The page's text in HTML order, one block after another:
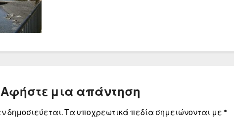
Αφήστε μια απάντηση
δημοσιεύεται.Τα υποχρεωτικά πεδία σημειώνονται με *